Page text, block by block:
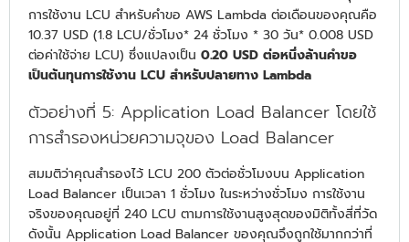
การใช้งาน LCU สำหรับคำขอ AWS Lambda ต่อเดือนของคุณคือ
10.37 USD (1.8 LCU/ชั่วโมง* 24 ชั่วโมง * 30 วัน* 0.008 USD
ต่อค่าใช้จ่าย LCU) ซึ่งแปลงเป็น 0.20 USD ต่อหนึ่งล้านคำขอ
เป็นต้นทุนการใช้งาน LCU สำหรับปลายทาง Lambda
ตัวอย่างที่ 5: Application Load Balancer โดยใช้
การสำรองหน่วยความจุของ Load Balancer
สมมติว่าคุณสำรองไว้ LCU 200 ตัวต่อชั่วโมงบน Application
Load Balancer เป็นเวลา 1 ชั่วโมง ในระหว่างชั่วโมง การใช้งาน
จริงของคุณอยู่ที่ 240 LCU ตามการใช้งานสูงสุดของมิติทั้งสี่ที่วัด
ดังนั้น Application Load Balancer ของคุณจึงถูกใช้มากกว่าที่